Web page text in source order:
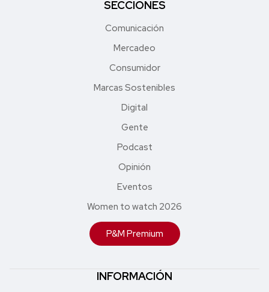
SECCIONES
Comunicación
Mercadeo
Consumidor
Marcas Sostenibles
Digital
Gente
Podcast
Opinión
Eventos
Women to watch 2026
P&M Premium
INFORMACIÓN